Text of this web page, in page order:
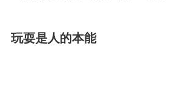
玩耍是人的本能